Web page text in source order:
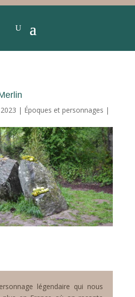
| Époques et personnages |
légendaire qui nous